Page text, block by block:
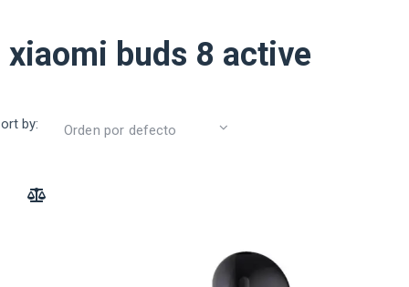
xiaomi buds 8 active
by: